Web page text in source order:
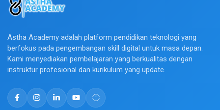
Astha Academy adalah platform pendidikan teknologi yang
berfokus pada pengembangan skill digital untuk masa depan.
Kami menyediakan pembelajaran yang berkualitas dengan
instruktur profesional dan kurikulum yang update.